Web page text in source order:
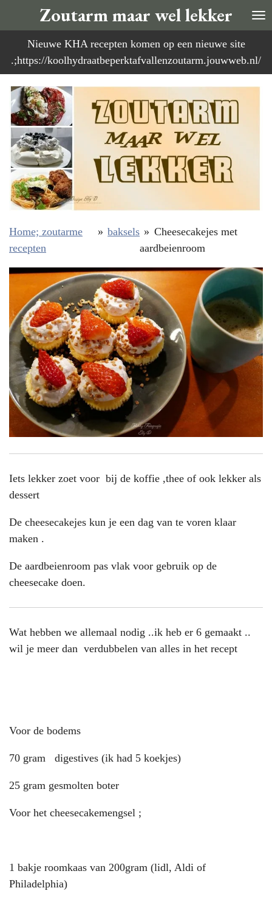
direct
naar
de
Zoutarm maar wel lekker
Nieuwe KHA recepten komen op een nieuwe site
.;https://koolhydraatbeperktafvallenzoutarm.jouwweb.nl/
Home; zoutarme
recepten
» baksels » Cheesecakejes met
aardbeienroom
Iets lekker zoet voor bij de koffie ,thee of ook lekker als
dessert
De cheesecakejes kun je een dag van te voren klaar
maken .
De aardbeienroom pas vlak voor gebruik op de
cheesecake doen.
Wat hebben we allemaal nodig ..ik heb er 6 gemaakt ..
wil je meer dan verdubbelen van alles in het recept
Voor de bodems
70 gram digestives (ik had 5 koekjes)
25 gram gesmolten boter
Voor het cheesecakemengsel ;
1 bakje roomkaas van 200gram (lidl, Aldi of
Philadelphia)